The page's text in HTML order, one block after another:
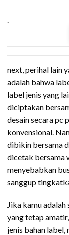
next, perihal lain
adalah bahwa
label jenis yang
diciptakan
desain secara pc
konvensional.
dibikin bersama
dicetak bersama
menyebabkan
sanggup
Jika kamu adalah
yang tetap
jenis bahan label,